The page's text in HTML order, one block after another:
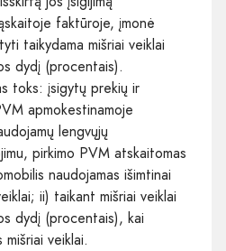
faktūroje, įmonė
taikydama mišriai veiklai
dydį (procentais).
toks: įsigytų prekių ir
apmokestinamoje
lengvųjų
pirkimo PVM atskaitomas
naudojamas išimtinai
ii) taikant mišriai veiklai
dydį (procentais), kai
veiklai.